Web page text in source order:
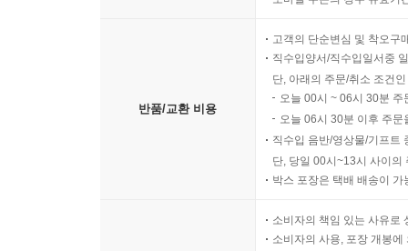
반품/교환 비용
고객의 단순변심 및 착오구
직수입양서/직수입일서중
단, 아래의 주문/취소 조건
오늘 00시 ~ 06시 30분
오늘 06시 30분 이후 주
직수입 음반/영상물/기프트
단, 당일 00시~13시 사이의
박스 포장은 택배 배송이
소비자의 책임 있는 사유로
소비자의 사용, 포장 개봉